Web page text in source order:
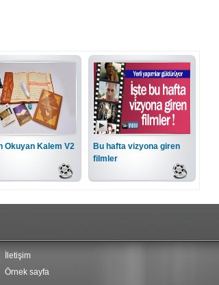
Okuyan Kalem V2
Bu hafta vizyona giren
filmler
İletişim
Örnek sayfa